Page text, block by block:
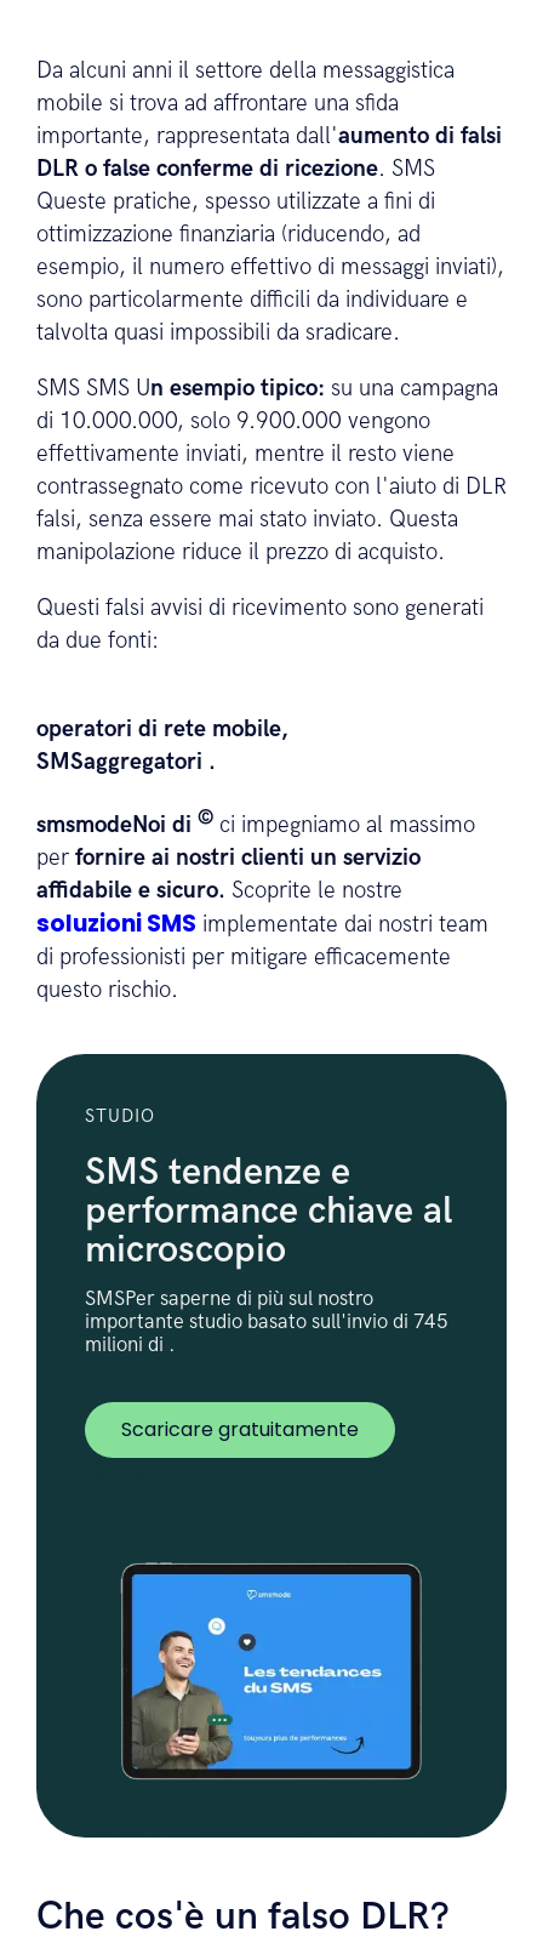
Da alcuni anni il settore della messaggistica
mobile si trova ad affrontare una sfida
importante, rappresentata dall'aumento di falsi
DLR o false conferme di ricezione. SMS
Queste pratiche, spesso utilizzate a fini di
ottimizzazione finanziaria (riducendo, ad
esempio, il numero effettivo di messaggi inviati),
sono particolarmente difficili da individuare e
talvolta quasi impossibili da sradicare.
SMS SMS Un esempio tipico: su una campagna
di 10.000.000, solo 9.900.000 vengono
effettivamente inviati, mentre il resto viene
contrassegnato come ricevuto con l'aiuto di DLR
falsi, senza essere mai stato inviato. Questa
manipolazione riduce il prezzo di acquisto.
Questi falsi avvisi di ricevimento sono generati
da due fonti:
operatori di rete mobile,
SMSaggregatori .
smsmodeNoi di © ci impegniamo al massimo
per fornire ai nostri clienti un servizio
affidabile e sicuro. Scoprite le nostre
soluzioni SMS implementate dai nostri team
di professionisti per mitigare efficacemente
questo rischio.
STUDIO
SMS tendenze e
performance chiave al
microscopio
SMSPer saperne di più sul nostro
importante studio basato sull'invio di 745
milioni di .
Scaricare gratuitamente
Che cos'è un falso DLR?